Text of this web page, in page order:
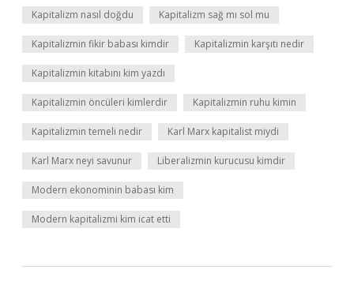
Kapitalizm nasıl doğdu Kapitalizm sağ mı sol mu
Kapitalizmin fikir babası kimdir Kapitalizmin karşıtı nedir
Kapitalizmin kitabını kim yazdı
Kapitalizmin öncüleri kimlerdir Kapitalizmin ruhu kimin
Kapitalizmin temeli nedir Karl Marx kapitalist miydi
Karl Marx neyi savunur Liberalizmin kurucusu kimdir
Modern ekonominin babası kim
Modern kapitalizmi kim icat etti